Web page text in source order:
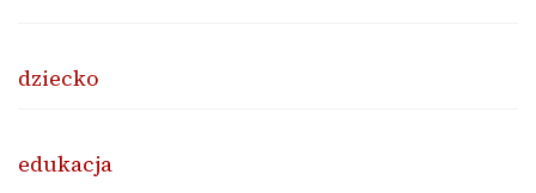
dziecko
edukacja